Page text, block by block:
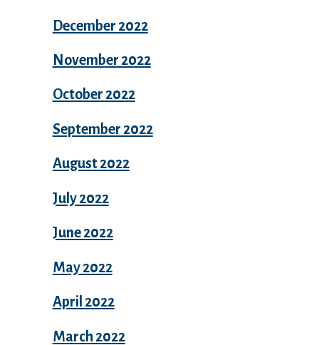
December 2022
November 2022
October 2022
September 2022
August 2022
July 2022
June 2022
May 2022
April 2022
March 2022